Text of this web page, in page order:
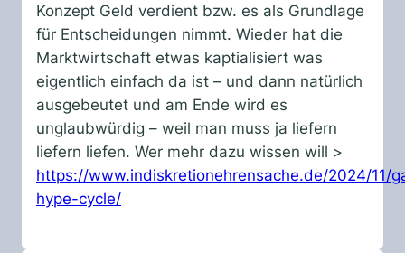
Konzept Geld verdient bzw. es als Grundlage
für Entscheidungen nimmt. Wieder hat die
Marktwirtschaft etwas kaptialisiert was
eigentlich einfach da ist – und dann natürlich
ausgebeutet und am Ende wird es
unglaubwürdig – weil man muss ja liefern
liefern liefen. Wer mehr dazu wissen will >
https://www.indiskretionehrensache.de/2024/11/
hype-cycle/